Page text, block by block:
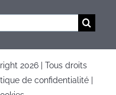
2026 | Tous droits
de confidentialité|